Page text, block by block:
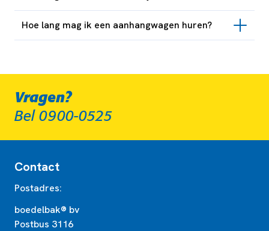
Hoe lang mag ik een aanhangwagen huren?
Vragen?
Bel 0900-0525
Contact
Postadres:
boedelbak® bv
Postbus 3116